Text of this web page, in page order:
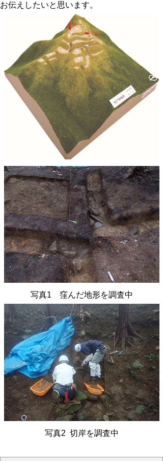
お伝えしたいと思います。
写真1 窪んだ地形を調査中
写真2 切岸を調査中